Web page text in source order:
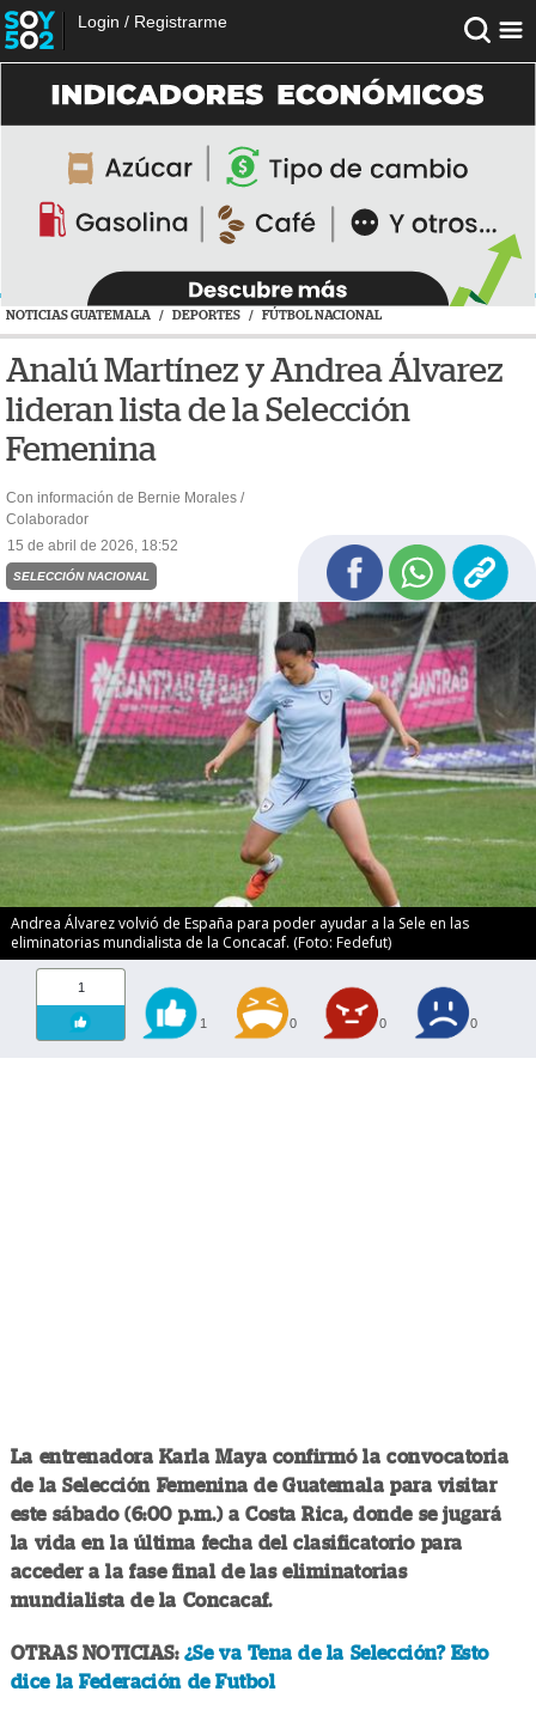
Login / Registrarme
NOTICIAS GUATEMALA / DEPORTES / FÚTBOL NACIONAL
Analú Martínez y Andrea Álvarez
lideran lista de la Selección
Femenina
Con información de Bernie Morales /
Colaborador
15 de abril de 2026, 18:52
SELECCIÓN NACIONAL
Andrea Álvarez volvió de España para poder ayudar a la Sele en las
eliminatorias mundialista de la Concacaf. (Foto: Fedefut)
1
1 0 0 0
La entrenadora Karla Maya confirmó la convocatoria
de la Selección Femenina de Guatemala para visitar
este sábado (6:00 p.m.) a Costa Rica, donde se jugará
la vida en la última fecha del clasificatorio para
acceder a la fase final de las eliminatorias
mundialista de la Concacaf.
OTRAS NOTICIAS: ¿Se va Tena de la Selección? Esto
dice la Federación de Futbol